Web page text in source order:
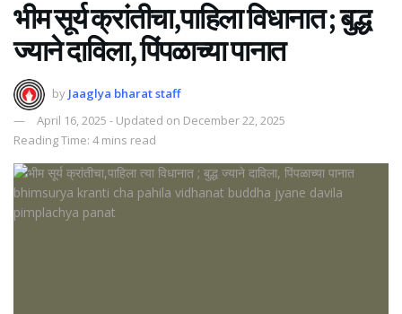
भीम सूर्य क्रांतीचा,पाहिला विधानात ; बुद्ध
ज्याने दाविला, पिंपळाच्या पानात
by Jaaglya bharat staff
April 16, 2025 - Updated on December 22, 2025
Reading Time: 4 mins read